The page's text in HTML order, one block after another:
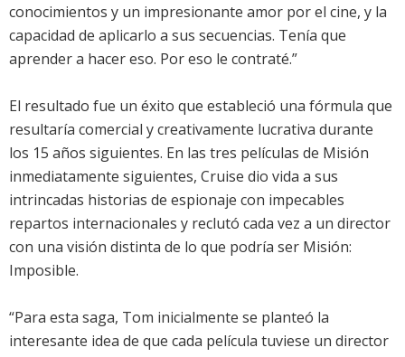
conocimientos y un impresionante amor por el cine, y la
capacidad de aplicarlo a sus secuencias. Tenía que
aprender a hacer eso. Por eso le contraté.”
El resultado fue un éxito que estableció una fórmula que
resultaría comercial y creativamente lucrativa durante
los 15 años siguientes. En las tres películas de Misión
inmediatamente siguientes, Cruise dio vida a sus
intrincadas historias de espionaje con impecables
repartos internacionales y reclutó cada vez a un director
con una visión distinta de lo que podría ser Misión:
Imposible.
“Para esta saga, Tom inicialmente se planteó la
interesante idea de que cada película tuviese un director